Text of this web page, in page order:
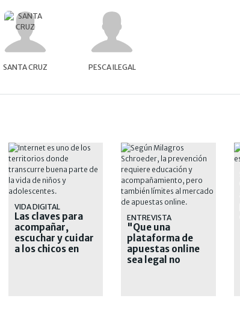
SANTA CRUZ PESCA ILEGAL
VIDA DIGITAL
Las claves para
acompañar,
escuchar y cuidar
a los chicos en
ENTREVISTA
"Que una
plataforma de
apuestas online
sea legal no